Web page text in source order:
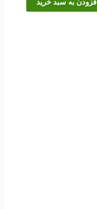
افزودن به سبد خرید